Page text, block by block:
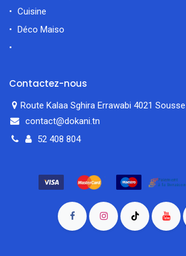
Cuisine
Déco Maiso
Contactez-nous
Route Kalaa Sghira Errawabi 4021
contact@dokani.tn
52 408 804